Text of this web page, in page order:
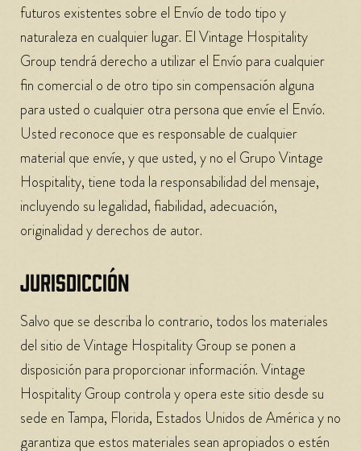
futuros existentes sobre el Envío de todo tipo y
naturaleza en cualquier lugar. El Vintage Hospitality
Group tendrá derecho a utilizar el Envío para cualquier
fin comercial o de otro tipo sin compensación alguna
para usted o cualquier otra persona que envíe el Envío.
Usted reconoce que es responsable de cualquier
material que envíe, y que usted, y no el Grupo Vintage
Hospitality, tiene toda la responsabilidad del mensaje,
incluyendo su legalidad, fiabilidad, adecuación,
originalidad y derechos de autor.
JURISDICCIÓN
Salvo que se describa lo contrario, todos los materiales
del sitio de Vintage Hospitality Group se ponen a
disposición para proporcionar información. Vintage
Hospitality Group controla y opera este sitio desde su
sede en Tampa, Florida, Estados Unidos de América y no
garantiza que estos materiales sean apropiados o estén